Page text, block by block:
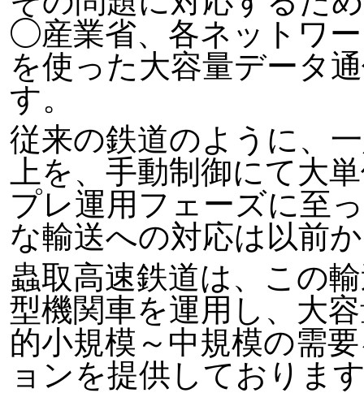
◯産業省、各ネットワ
を使った大容量データ
す。
従来の鉄道のように、
上を、手動制御にて大
プレ運用フェーズに至
な輸送への対応は以前
蟲取高速鉄道は、この
型機関車を運用し、大
的小規模～中規模の需
ョンを提供しておりま